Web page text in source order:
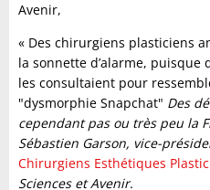
Avenir,
« Des chirurgiens plasticiens
la sonnette d’alarme, puisque
les consultaient pour
"dysmorphie Snapchat" Des
cependant pas ou très peu la
Sébastien Garson, vice-
Chirurgiens Esthétiques
Sciences et Avenir.